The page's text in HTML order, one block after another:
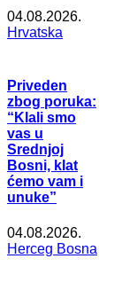
04.08.2026.
Hrvatska
Priveden
zbog poruka:
“Klali smo
vas u
Srednjoj
Bosni, klat
ćemo vam i
unuke”
04.08.2026.
Herceg Bosna